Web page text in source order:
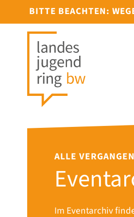
BITTE BEACHTEN:
ALLE
Im Eventarchiv